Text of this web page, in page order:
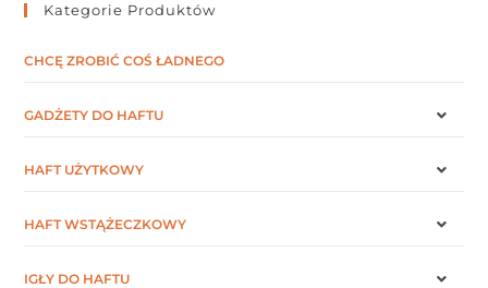
Kategorie Produktów
CHCĘ ZROBIĆ COŚ ŁADNEGO
GADŻETY DO HAFTU
HAFT UŻYTKOWY
HAFT WSTĄŻECZKOWY
IGŁY DO HAFTU